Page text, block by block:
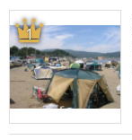
1